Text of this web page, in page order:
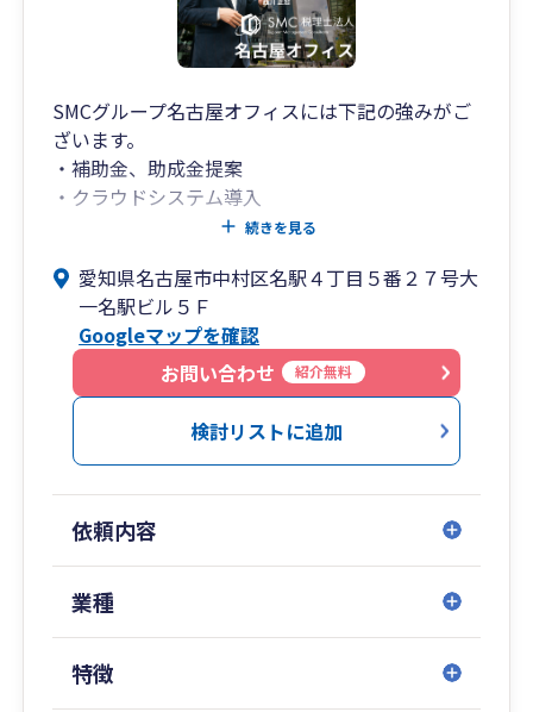
SMCグループ名古屋オフィスには下記の強みがご
ざいます。
・補助金、助成金提案
・クラウドシステム導入
・医業、医療系へのサポート
SMCグループは名古屋オフィスを本社としてお
り、税理士に加えて中小企業診断士や社会保険労
務士等の士業が常駐しております。
そのため税理士だけでは対応しきれないサービス
として、採用に関するアドバイスや、完全成功報
酬1%の創業融資支援、補助金・助成金の迅速な
情報提供・提案を実施することで、全方位的なサ
また名古屋オフィスは医業クライアント230件以
上の実績を持ち、医療業種への対応力と提案力を
持ったスタッフが在籍しています。
続きを見る
愛知県名古屋市中村区名駅４丁目５番２７号大
一名駅ビル５Ｆ
Googleマップを確認
お問い合わせ
紹介無料
検討リストに追加
依頼内容
業種
特徴